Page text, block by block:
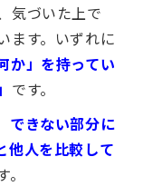
気づいた上で
ます。いずれに
か」を持ってい
です。
できない部分に
他人を比較して